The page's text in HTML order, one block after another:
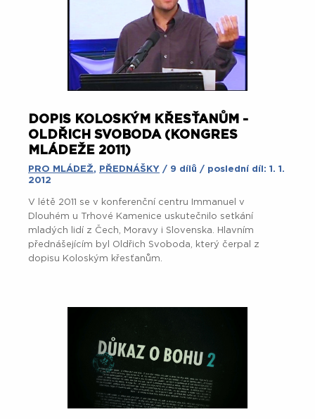
DOPIS KOLOSKÝM KŘESŤANŮM -
OLDŘICH SVOBODA (KONGRES
MLÁDEŽE 2011)
PRO MLÁDEŽ, PŘEDNÁŠKY / 9 dílů / poslední díl: 1. 1.
2012
V létě 2011 se v konferenční centru Immanuel v
Dlouhém u Trhové Kamenice uskutečnilo setkání
mladých lidí z Čech, Moravy i Slovenska. Hlavním
přednášejícím byl Oldřich Svoboda, který čerpal z
dopisu Koloským křesťanům.